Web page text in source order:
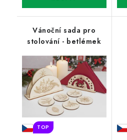
Vánoční sada pro
stolování - betlémek
TOP